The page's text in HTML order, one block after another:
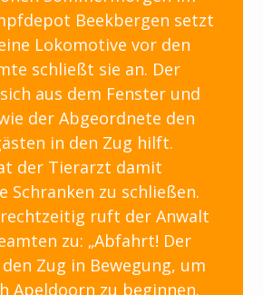
Beekbergen setzt
Lokomotive vor den
schließt sie an. Der
aus dem Fenster und
der Abgeordnete den
in den Zug hilft.
der Tierarzt damit
Schranken zu schließen.
rechtzeitig ruft der Anwalt
zu: „Abfahrt! Der
Zug in Bewegung, um
Apeldoorn zu beginnen.